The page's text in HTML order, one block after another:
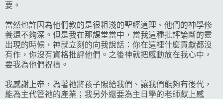
要。
當然也許因為他們教的是很粗淺的聖經道理、他們的神學修
養還不夠深。但是我在那課堂當中，當我這種批評論斷的靈
出現的時候，神就立刻的向我說話：你在這裡什麼貢獻都沒
有作，你沒有資格批評他們。之後神就把感動放在我心中，
要我為他們祝禱。
我感謝上帝，為著祂將孩子賜給我們、讓我們能夠有後代，
能為主代管祂的產業；我另外還要為主日學的老師獻上感